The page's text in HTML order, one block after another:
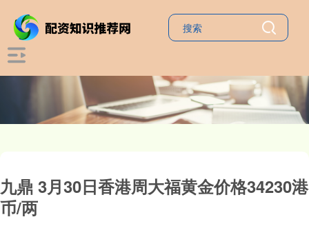
九鼎 3月30日香港周大福黄金价格34230港
币/两